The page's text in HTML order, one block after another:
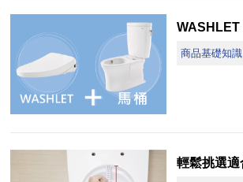
商品基礎知識